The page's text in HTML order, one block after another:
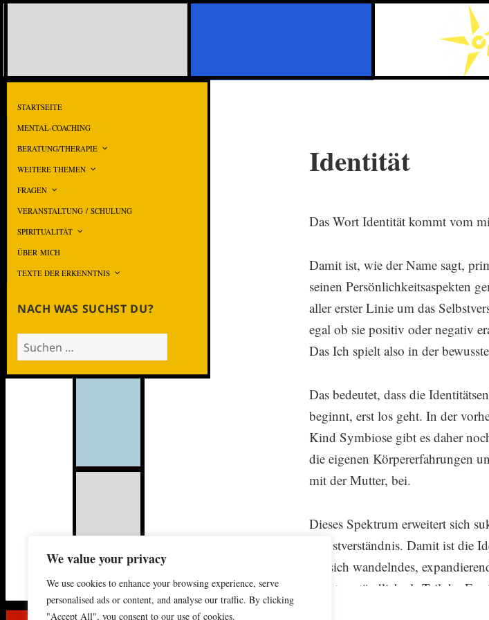
We value your privacy
We use cookies to enhance your browsing experience, serve
personalised ads or content, and analyse our traffic. By clicking
"Accept All", you consent to our use of cookies.
STARTSEITE
MENTAL-COACHING
BERATUNG/THERAPIE
WEITERE THEMEN
FRAGEN
VERANSTALTUNG / SCHULUNG
SPIRITUALITÄT
ÜBER MICH
TEXTE DER ERKENNTNIS
NACH WAS SUCHST DU?
Suche
nach:
Identität
Das Wort Identität kommt vom
Damit ist, wie der Name sagt,
seinen Persönlichkeitsaspekten
aller erster Linie um das
egal ob sie positiv oder negativ
Das Ich spielt also in der
Das bedeutet, dass die
beginnt, erst los geht. In der
Kind Symbiose gibt es daher
die eigenen Körpererfahrungen
mit der Mutter, bei.
Dieses Spektrum erweitert sich
Selbstverständnis. Damit ist die
ein sich wandelndes,
selbstverständlich als Teil der